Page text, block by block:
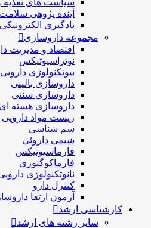
آینده پژوهی سلامت
یادگیری
مجموعه داروسازی
اقتصاد و مديريت
نوتراسیوتیکس
بيوتكنولوژی دارویی
داروسازی بالينی
داروسازی سنتی
داروسازی هسته ای
زیست مواد دارویی
سم شناسی
شيمی داروئی
فارماسيوتيكس
فارماكوگنوزی
نانوتکنولوژی
كنترل دارو
آزمون ارتقا
کارشناسی ارشد
سایر رشته های ارشد